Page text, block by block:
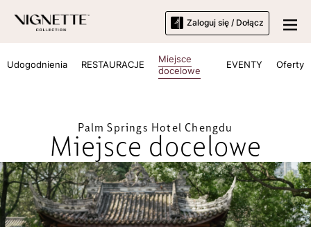
Zaloguj się / Dołącz
Udogodnienia RESTAURACJE
Miejsce
docelowe
EVENTY Oferty
Palm Springs Hotel Chengdu
Miejsce docelowe